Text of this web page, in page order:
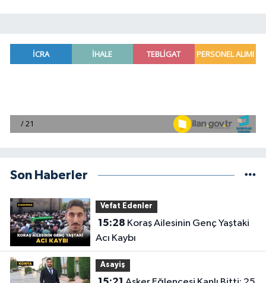
Son Haberler
Vefat Edenler
15:28
Acı Kaybı
Asayiş